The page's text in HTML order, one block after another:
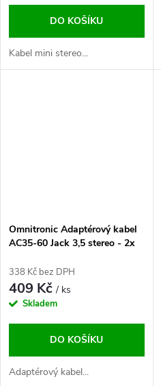
DO KOŠÍKU
Kabel mini stereo...
Omnitronic Adaptérový kabel
AC35-60 Jack 3,5 stereo - 2x
338 Kč bez DPH
409 Kč/ ks
Skladem
DO KOŠÍKU
Adaptérový kabel...